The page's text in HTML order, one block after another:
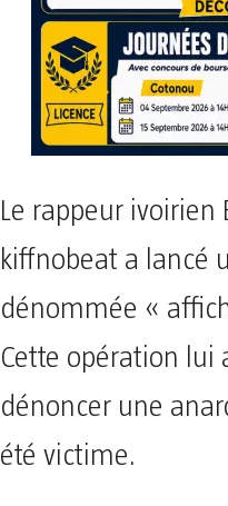
Le rappeur ivoirien
kiffnobeat a lancé
dénommée «
Cette opération lui
dénoncer une
été victime.